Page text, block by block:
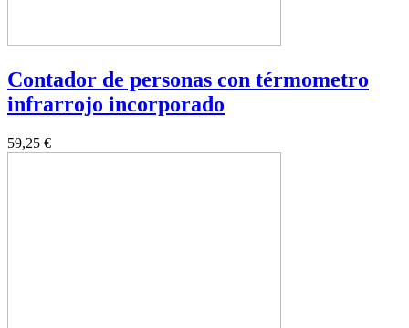
Contador de personas con térmometro
infrarrojo incorporado
59,25 €